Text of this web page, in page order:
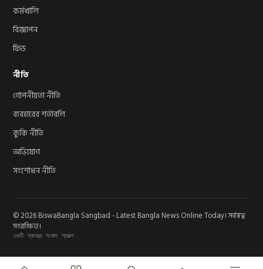
কর্মখালি
বিজ্ঞাপন
ফিড
নীতি
গোপনীয়তা নীতি
ব্যবহারের শর্তাবলি
কুকি নীতি
অভিযোগ
সংশোধন নীতি
© 2026 BiswaBangla Sangbad - Latest Bangla News Online Today। সর্বস্বত্ব
সংরক্ষিত।
একটি স্বতন্ত্র সংবাদ প্রকল্প